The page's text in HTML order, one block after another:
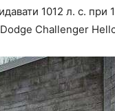
1012 л. с. при
Challenger